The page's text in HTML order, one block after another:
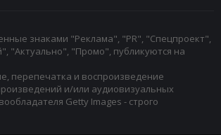
знаками "Реклама", "PR", "Спецпроект",
"Актуально", "Промо", публикуются на
перепечатка и воспроизведение
и/или аудиовизуальных
Getty Images - строго